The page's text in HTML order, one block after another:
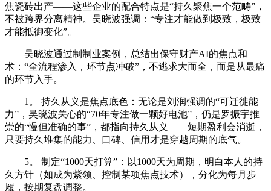
焦瓷砖出产——这些企业的配合特点是“持久聚焦一个范畴”，
不被跨界分离精神。吴晓波强调：“专注才能做到极致，极致
才能抵御变化”。
吴晓波通过制制业案例，总结出保守财产AI的焦点和
术：“全流程渗入，环节点冲破”，不逃求大而全，而是从最痛
的环节入手。
1。 持久从义是焦点底色：无论是刘润强调的“可迁徙能
力”，吴晓波关心的“70年专注做一颗好电池”，仍是罗振宇推
崇的“慢但准确的事”，都指向持久从义——短期盈利会消逝，
只要持久堆集的能力、口碑、信用才是穿越周期的底气。
5。 制定“1000天打算”：以1000天为周期，明白本人的持
久方针（如成为紫领、控制某项焦点技术），分化为每月步
履，按期复盘调整。